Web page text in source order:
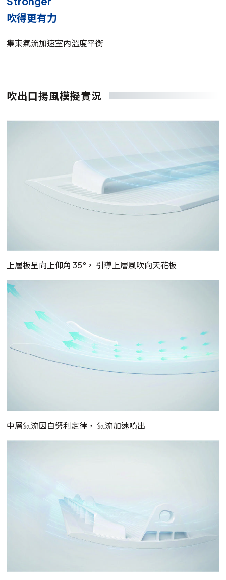
吹得更有力
集束氣流加速室內溫度平衡
吹出口揚風模擬實況
上層板呈向上仰角 35°， 引導上層風吹向天花板
中層氣流因白努利定律， 氣流加速噴出